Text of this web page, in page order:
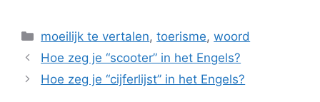
Categorieën
moeilijk te vertalen,toerisme,woord
Hoe zeg je “scooter” in het Engels?
Hoe zeg je “cijferlijst” in het Engels?